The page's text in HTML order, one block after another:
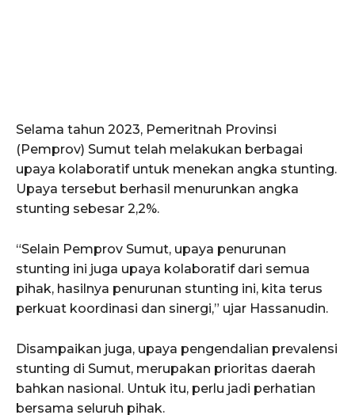
Selama tahun 2023, Pemeritnah Provinsi
(Pemprov) Sumut telah melakukan berbagai
upaya kolaboratif untuk menekan angka stunting.
Upaya tersebut berhasil menurunkan angka
stunting sebesar 2,2%.
“Selain Pemprov Sumut, upaya penurunan
stunting ini juga upaya kolaboratif dari semua
pihak, hasilnya penurunan stunting ini, kita terus
perkuat koordinasi dan sinergi,” ujar Hassanudin.
Disampaikan juga, upaya pengendalian prevalensi
stunting di Sumut, merupakan prioritas daerah
bahkan nasional. Untuk itu, perlu jadi perhatian
bersama seluruh pihak.